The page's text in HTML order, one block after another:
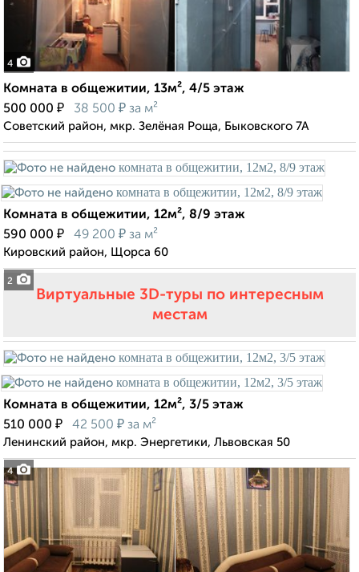
4
Комната в общежитии, 13м², 4/5 этаж
500 000 ₽ 38 500 ₽ за м²
Советский район, мкр. Зелёная Роща, Быковского 7А
2
Комната в общежитии, 12м², 8/9 этаж
590 000 ₽ 49 200 ₽ за м²
Кировский район, Щорса 60
Виртуальные 3D-туры по интересным
местам
4
Комната в общежитии, 12м², 3/5 этаж
510 000 ₽ 42 500 ₽ за м²
Ленинский район, мкр. Энергетики, Львовская 50